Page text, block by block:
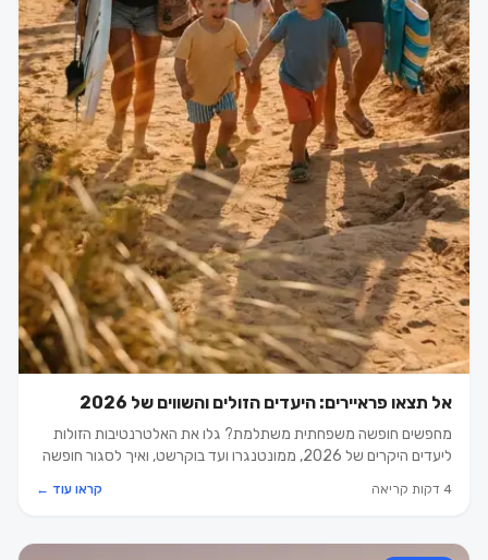
אל תצאו פראיירים: היעדים הזולים והשווים של 2026
מחפשים חופשה משפחתית משתלמת? גלו את האלטרנטיבות הזולות
ליעדים היקרים של 2026, ממונטנגרו ועד בוקרשט, ואיך לסגור חופשה
4 דקות קריאה קראו עוד ←